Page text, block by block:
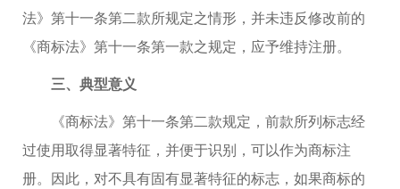
法》第十一条第二款所规定之情形，并未违反修改前的
《商标法》第十一条第一款之规定，应予维持注册。
三、典型意义
《商标法》第十一条第二款规定，前款所列标志经
过使用取得显著特征，并便于识别，可以作为商标注
册。因此，对不具有固有显著特征的标志，如果商标的